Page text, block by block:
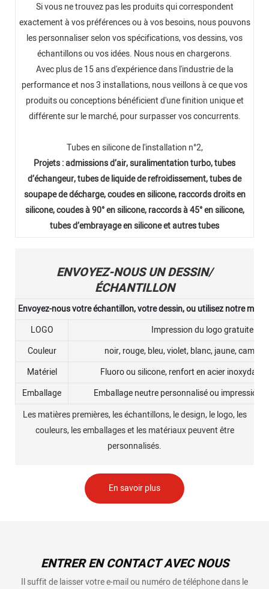
Si vous ne trouvez pas les produits qui correspondent
exactement à vos préférences ou à vos besoins, nous pouvons
les personnaliser selon vos spécifications, vos dessins, vos
échantillons ou vos idées. Nous nous en chargerons.
Avec plus de 15 ans d'expérience dans l'industrie de la
performance et nos 3 installations, nous veillons à ce que vos
produits ou conceptions bénéficient d'une finition unique et
différente sur le marché, pour surpasser vos concurrents.
Tubes en silicone de l'installation n°2,
Projets : admissions d’air, suralimentation turbo, tubes
d’échangeur, tubes de liquide de refroidissement, tubes de
soupape de décharge, coudes en silicone, raccords droits en
silicone, coudes à 90° en silicone, raccords à 45° en silicone,
tubes d’embrayage en silicone et autres tubes
ENVOYEZ-NOUS UN DESSIN/
ÉCHANTILLON
Envoyez-nous votre échantillon, votre dessin, ou utilisez notre
LOGO
Impression du logo gratuite
Couleur
noir, rouge, bleu, violet, blanc, jaune,
Matériel
Fluoro ou silicone, renfort en acier
Emballage
Emballage neutre personnalisé ou impression
Les matières premières, les échantillons, le design, le logo, les
couleurs, les emballages et les matériaux peuvent être
personnalisés.
En savoir plus
ENTRER EN CONTACT AVEC NOUS
Il suffit de laisser votre e-mail ou numéro de téléphone dans le